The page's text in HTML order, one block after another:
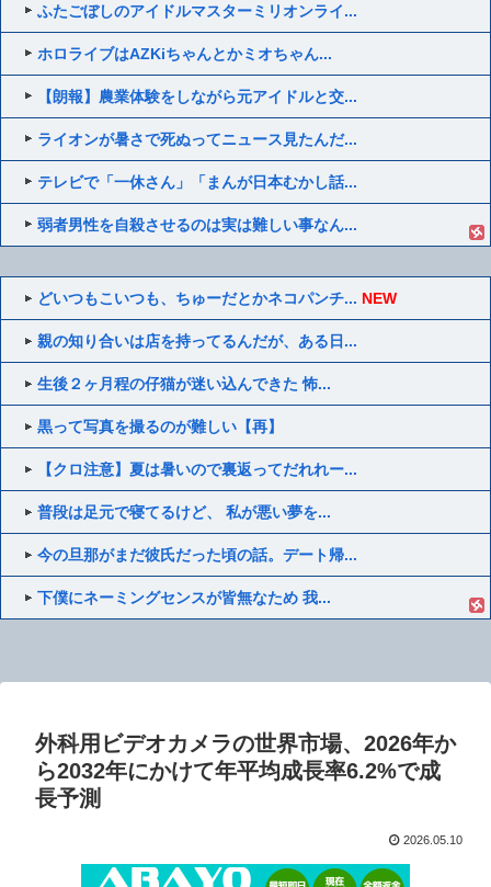
ふたごぼしのアイドルマスターミリオンライ...
ホロライブはAZKiちゃんとかミオちゃん...
【朗報】農業体験をしながら元アイドルと交...
ライオンが暑さで死ぬってニュース見たんだ...
テレビで「一休さん」「まんが日本むかし話...
弱者男性を自殺させるのは実は難しい事なん...
どいつもこいつも、ちゅーだとかネコパンチ... NEW
親の知り合いは店を持ってるんだが、ある日...
生後２ヶ月程の仔猫が迷い込んできた 怖...
黒って写真を撮るのが難しい【再】
【クロ注意】夏は暑いので裏返ってだれれー...
普段は足元で寝てるけど、 私が悪い夢を...
今の旦那がまだ彼氏だった頃の話。デート帰...
下僕にネーミングセンスが皆無なため 我...
外科用ビデオカメラの世界市場、2026年か
ら2032年にかけて年平均成長率6.2%で成
長予測
2026.05.10